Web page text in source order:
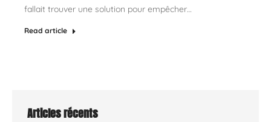
fallait trouver une solution pour empêcher…
Read article
Articles récents